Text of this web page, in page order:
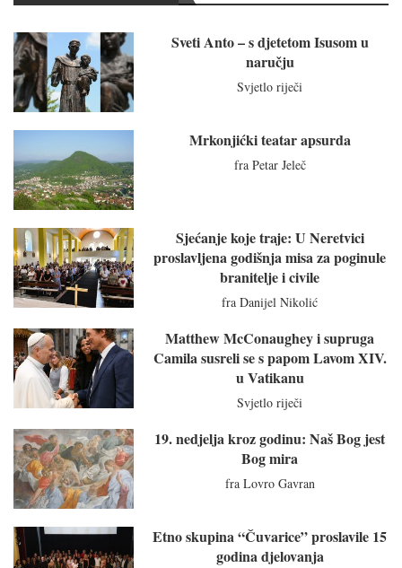
Sveti Anto – s djetetom Isusom u
naručju
Svjetlo riječi
Mrkonjićki teatar apsurda
fra Petar Jeleč
Sjećanje koje traje: U Neretvici
proslavljena godišnja misa za poginule
branitelje i civile
fra Danijel Nikolić
Matthew McConaughey i supruga
Camila susreli se s papom Lavom XIV.
u Vatikanu
Svjetlo riječi
19. nedjelja kroz godinu: Naš Bog jest
Bog mira
fra Lovro Gavran
Etno skupina “Čuvarice” proslavile 15
godina djelovanja